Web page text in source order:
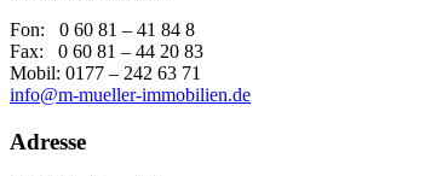
Fon: 0 60 81 – 41 84 8
Fax: 0 60 81 – 44 20 83
Mobil: 0177 – 242 63 71
info@m-mueller-immobilien.de
Adresse